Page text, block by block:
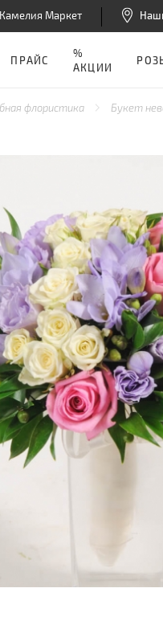
Камелия Маркет
ПРАЙС
%
АКЦИИ
флористика Букет